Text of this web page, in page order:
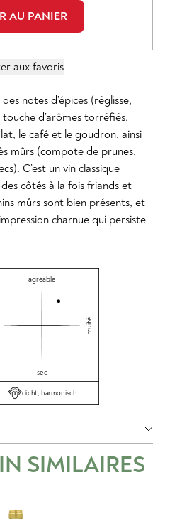
AU PANIER
aux favoris
notes d’épices (réglisse,
d’arômes torréfiés,
le café et le goudron, ainsi
mûrs (compote de prunes,
C’est un vin classique
côtés à la fois friands et
mûrs sont bien présents, et
charnue qui persiste
agréable
fruité
sec
dicht, harmonisch
SIMILAIRES